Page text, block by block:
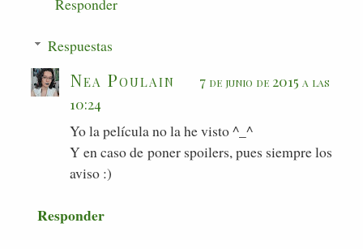
Responder
Respuestas
Nea Poulain
7 de junio de 2015 a las
10:24
Yo la película no la he visto ^_^
Y en caso de poner spoilers, pues siempre los
aviso :)
Responder